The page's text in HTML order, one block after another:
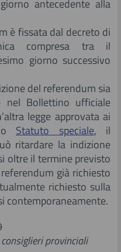
antecedente alla
è fissata dal decreto di
compresa tra il
giorno successivo
del referendum sia
nel Bollettino ufficiale
legge approvata ai
Statuto speciale, il
ritardare la indizione
oltre il termine previsto
già richiesto
richiesto sulla
contemporaneamente.
provinciali